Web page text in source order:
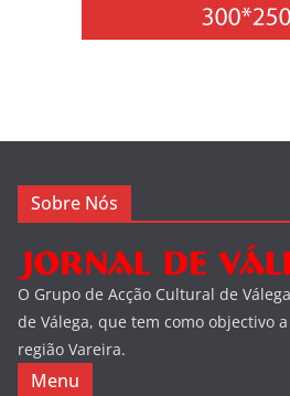
Sobre Nós
O Grupo de Acção Cultural de
de Válega, que tem como objectivo
região Vareira.
Menu